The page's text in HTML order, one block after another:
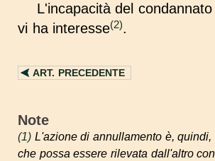
L'incapacità del
vi ha interesse(2).
ART. PRECEDENTE
Note
(1) L'azione di annullamento è,
che possa essere rilevata dall'altro